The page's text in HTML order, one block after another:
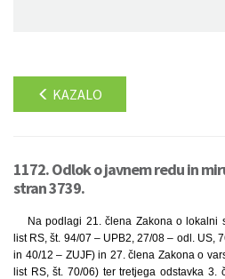
KAZALO
1172. Odlok o javnem redu in
stran 3739.
Na podlagi 21. člena Zakona o lokalni
list RS, št. 94/07 – UPB2, 27/08 – odl. US,
in 40/12 – ZUJF) in 27. člena Zakona o
list RS, št. 70/06) ter tretjega odstavka 3.